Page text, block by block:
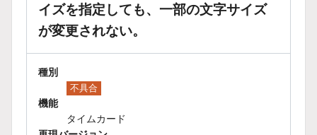
イズを指定しても、一部の文字サイズ
が変更されない。
種別
不具合
機能
タイムカード